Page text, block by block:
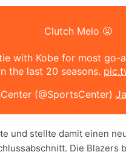
Clutch Melo 😤
with Kobe for most go-
the last 20 seasons.
(@SportsCenter)
und stellte damit einen
Die Blazers